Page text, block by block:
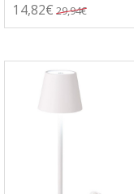
14,82€ 29,94€